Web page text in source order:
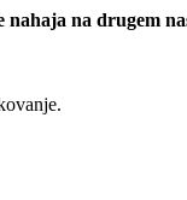
na drugem